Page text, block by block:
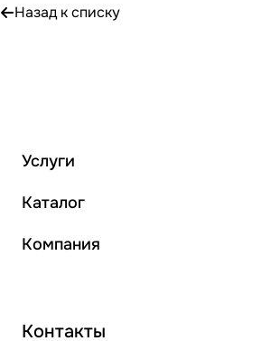
Назад к списку
Услуги
Каталог
Компания
Контакты